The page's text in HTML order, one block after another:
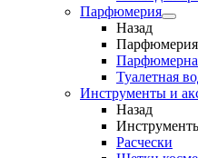
Парфюмерия
Назад
Парфюмерия
Туалетная
Инструменты и
Назад
Расчески